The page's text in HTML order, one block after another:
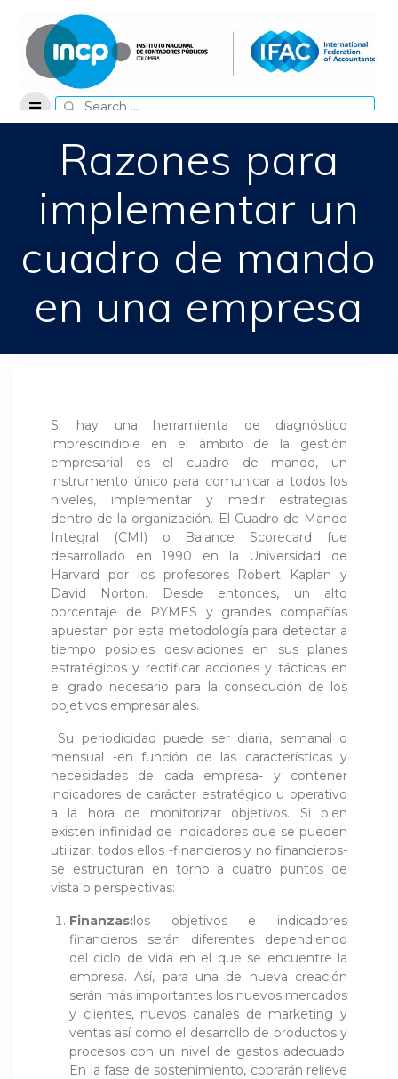
content
Search
for:
Razones para
implementar un
cuadro de mando
en una empresa
Si hay una herramienta de diagnóstico
imprescindible en el ámbito de la gestión
empresarial es el cuadro de mando, un
instrumento único para comunicar a todos los
niveles, implementar y medir estrategias
dentro de la organización. El Cuadro de Mando
Integral (CMI) o Balance Scorecard fue
desarrollado en 1990 en la Universidad de
Harvard por los profesores Robert Kaplan y
David Norton. Desde entonces, un alto
porcentaje de PYMES y grandes compañías
apuestan por esta metodología para detectar a
tiempo posibles desviaciones en sus planes
estratégicos y rectificar acciones y tácticas en
el grado necesario para la consecución de los
objetivos empresariales.
Su periodicidad puede ser diaria, semanal o
mensual -en función de las características y
necesidades de cada empresa- y contener
indicadores de carácter estratégico u operativo
a la hora de monitorizar objetivos. Si bien
existen infinidad de indicadores que se pueden
utilizar, todos ellos -financieros y no financieros-
se estructuran en torno a cuatro puntos de
vista o perspectivas:
Finanzas:los objetivos e indicadores
financieros serán diferentes dependiendo
del ciclo de vida en el que se encuentre la
empresa. Así, para una de nueva creación
serán más importantes los nuevos mercados
y clientes, nuevos canales de marketing y
ventas así como el desarrollo de productos y
procesos con un nivel de gastos adecuado.
En la fase de sostenimiento, cobrarán relieve